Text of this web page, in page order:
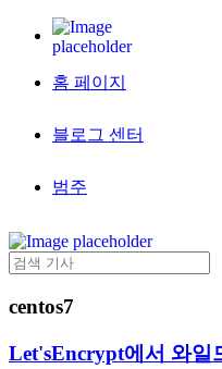
홈 페이지
블로그 센터
범주
centos7
Let'sEncrypt에서 와일